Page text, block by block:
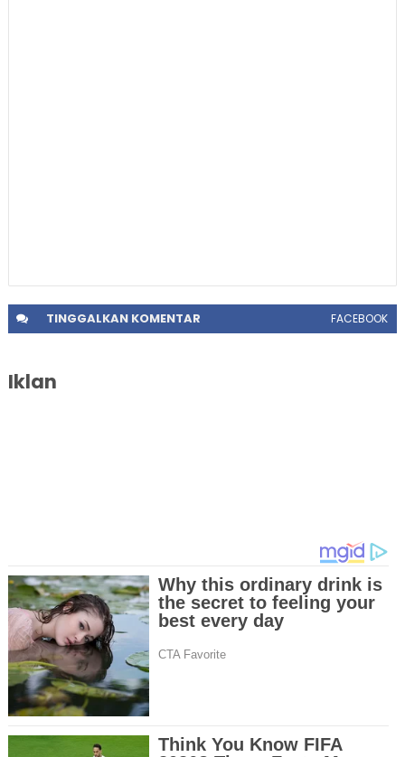
TINGGALKANKOMENTAR FACEBOOK
Iklan